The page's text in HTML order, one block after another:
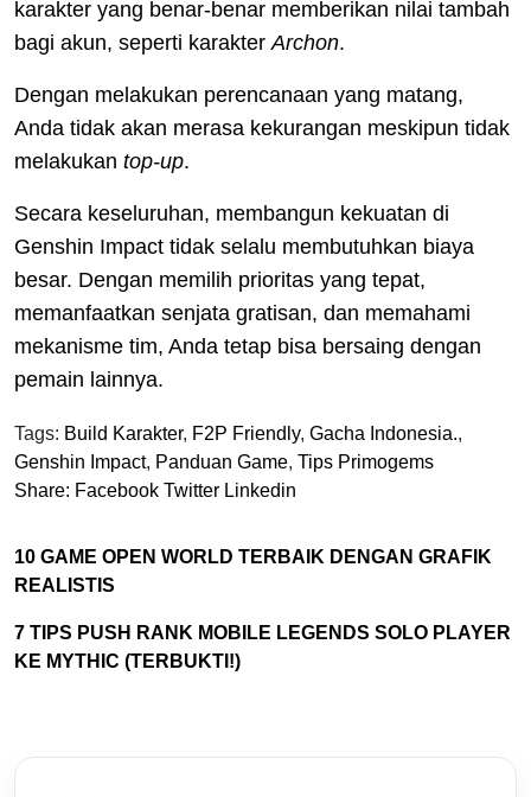
karakter yang benar-benar memberikan nilai tambah
bagi akun, seperti karakterArchon.
Dengan melakukan perencanaan yang matang,
Anda tidak akan merasa kekurangan meskipun tidak
melakukan top-up.
Secara keseluruhan, membangun kekuatan di
Genshin Impact tidak selalu membutuhkan biaya
besar. Dengan memilih prioritas yang tepat,
memanfaatkan senjata gratisan, dan memahami
mekanisme tim, Anda tetap bisa bersaing dengan
pemain lainnya.
Tags: Build Karakter, F2P Friendly, Gacha Indonesia.,
Genshin Impact, Panduan Game, Tips Primogems
Share: Facebook Twitter Linkedin
10 GAME OPEN WORLD TERBAIK DENGAN GRAFIK
REALISTIS
7 TIPS PUSH RANK MOBILE LEGENDS SOLO PLAYER
KE MYTHIC (TERBUKTI!)